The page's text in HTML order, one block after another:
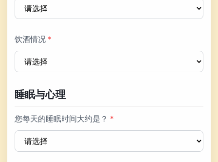
饮酒情况 *
睡眠与心理
您每天的睡眠时间大约是？ *